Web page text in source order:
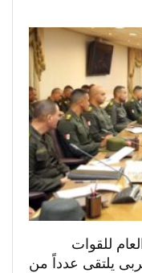
للقوات
يلتقى عدداً من